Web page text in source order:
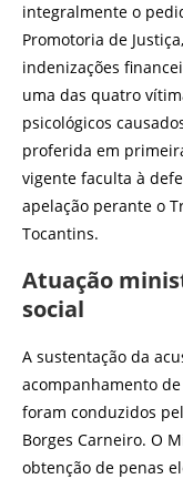
integralmente o
Promotoria de
indenizações
uma das quatro
psicológicos
proferida em
vigente faculta à
apelação perante o
Tocantins.
Atuação
social
A sustentação da
acompanhamento
foram conduzidos
Borges Carneiro. O
obtenção de penas